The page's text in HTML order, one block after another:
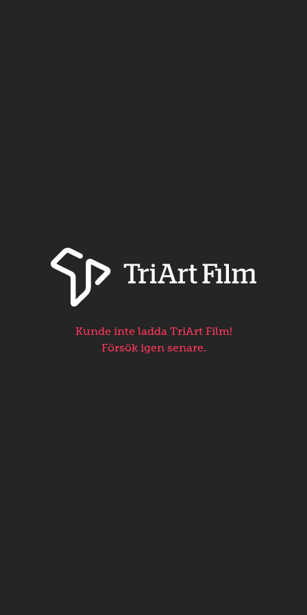
Kunde inte ladda TriArt Film!
Försök igen senare.